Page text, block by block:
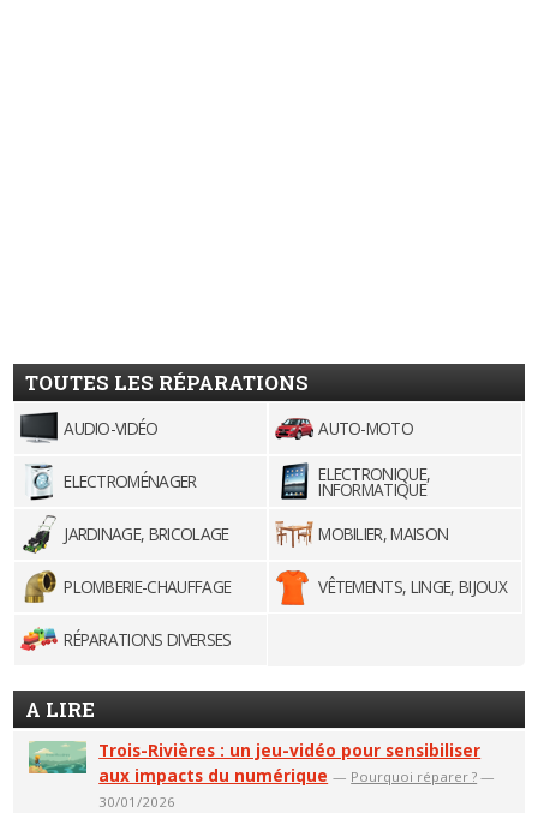
TOUTES LES RÉPARATIONS
AUDIO-VIDÉO AUTO-MOTO
ELECTROMÉNAGER ELECTRONIQUE,
INFORMATIQUE
JARDINAGE, BRICOLAGE
MOBILIER, MAISON
PLOMBERIE-CHAUFFAGE VÊTEMENTS, LINGE, BIJOUX
RÉPARATIONS DIVERSES
A LIRE
Trois-Rivières : un jeu-vidéo pour sensibiliser
aux impacts du numérique — Pourquoi réparer ? —
30/01/2026